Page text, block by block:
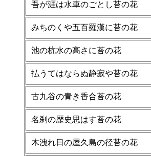
吾が涯は水車のごとし苔の花
みちのくや五百羅漢に苔の花
池の杭水の高さに苔の花
払うてはならぬ静寂や苔の花
古九谷の青き香合苔の花
名刹の歴史思はす苔の花
木洩れ日の屋久島の径苔の花